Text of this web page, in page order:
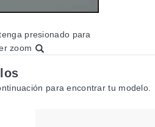
presionado para
zoom
para encontrar tu modelo.